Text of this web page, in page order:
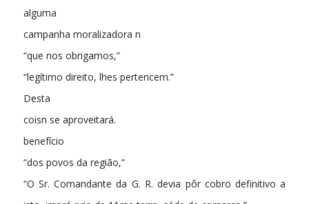
alguma
campanha moralizadora n
“que nos obrigamos,”
“legítimo direito, lhes pertencem.”
Desta
coisn se aproveitará.
benefício
“dos povos da região,”
“O Sr. Comandante da G. R. devia pôr cobro definitivo a